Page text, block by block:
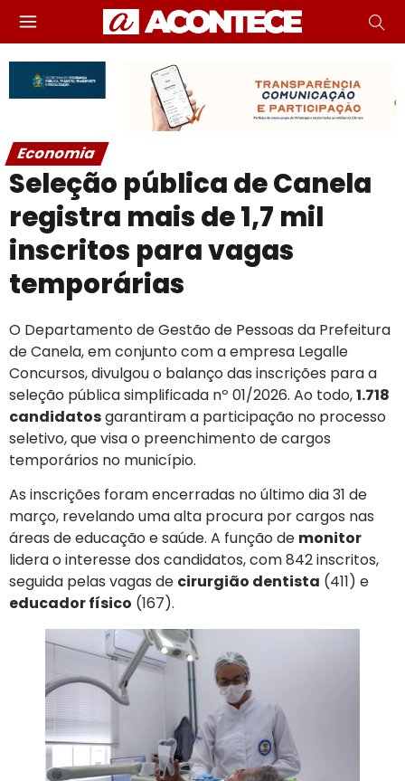
Economia
Seleção pública de Canela
registra mais de 1,7 mil
inscritos para vagas
temporárias
O Departamento de Gestão de Pessoas da Prefeitura
de Canela, em conjunto com a empresa Legalle
Concursos, divulgou o balanço das inscrições para a
seleção pública simplificada nº 01/2026. Ao todo,1.718
candidatosgarantiram a participação no processo
seletivo, que visa o preenchimento de cargos
temporários no município.
As inscrições foram encerradas no último dia 31 de
março, revelando uma alta procura por cargos nas
áreas de educação e saúde. A função de monitor
lidera o interesse dos candidatos, com 842 inscritos,
seguida pelas vagas de cirurgião dentista (411) e
educador físico (167).